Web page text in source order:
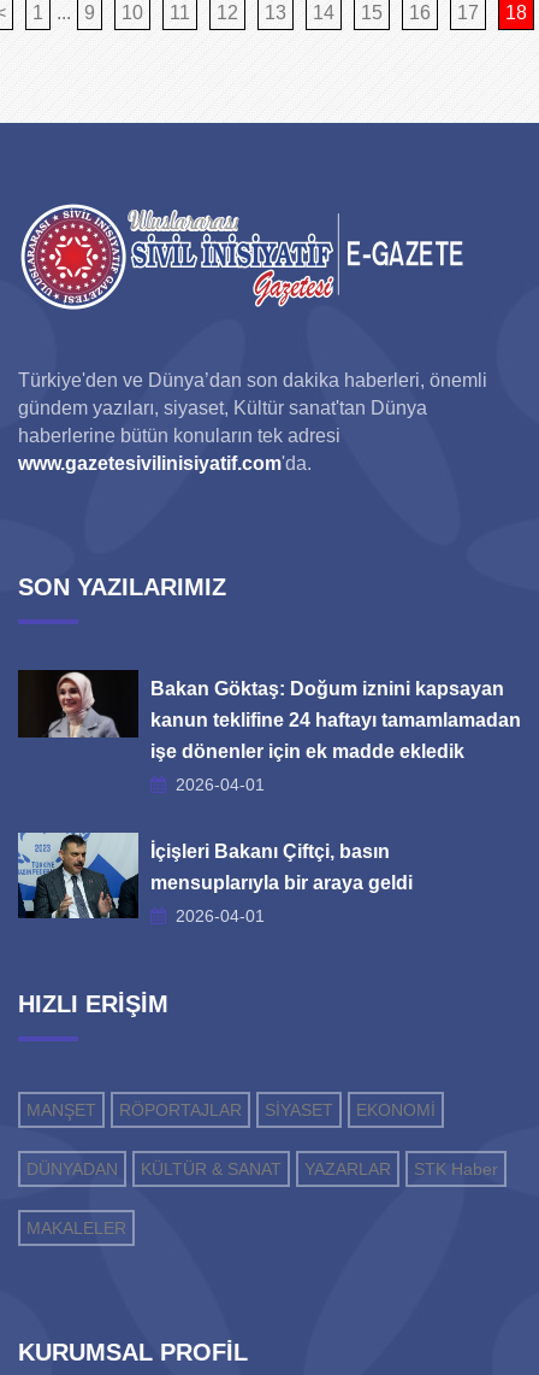
1 ... 9 10 11 12 13 14 15 16 17 18
Türkiye'den ve Dünya’dan son dakika haberleri, önemli
gündem yazıları, siyaset, Kültür sanat'tan Dünya
haberlerine bütün konuların tek adresi
www.gazetesivilinisiyatif.com'da.
SON YAZILARIMIZ
Bakan Göktaş: Doğum iznini kapsayan
kanun teklifine 24 haftayı tamamlamadan
işe dönenler için ek madde ekledik
2026-04-01
İçişleri Bakanı Çiftçi, basın
mensuplarıyla bir araya geldi
2026-04-01
HIZLI ERİŞİM
MANŞET RÖPORTAJLAR SİYASET EKONOMİ
DÜNYADAN KÜLTÜR & SANAT YAZARLAR STK Haber
MAKALELER
KURUMSAL PROFİL